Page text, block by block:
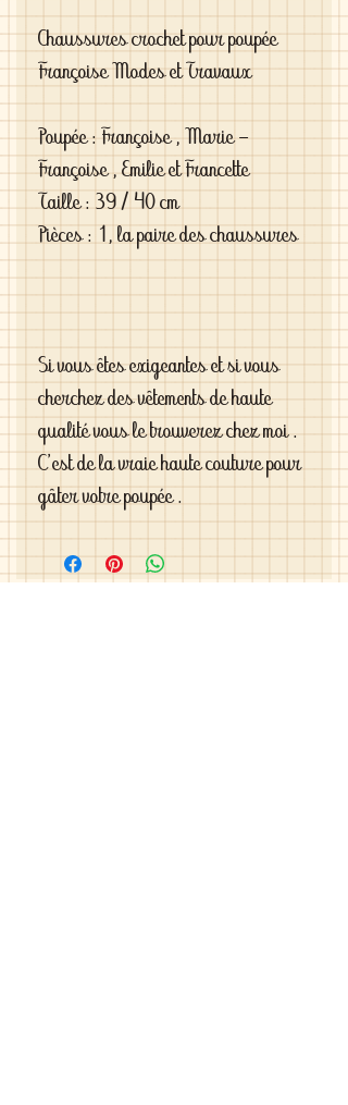
Chaussures crochet pour poupée
Françoise Modes et Travaux
Poupée : Françoise , Marie -
Françoise , Emilie et Francette
Taille : 39 / 40 cm
Pièces : 1, la paire des chaussures
Si vous êtes exigeantes et si vous
cherchez des vêtements de haute
qualité vous le trouverez chez moi .
C'est de la vraie haute couture pour
gâter votre poupée .